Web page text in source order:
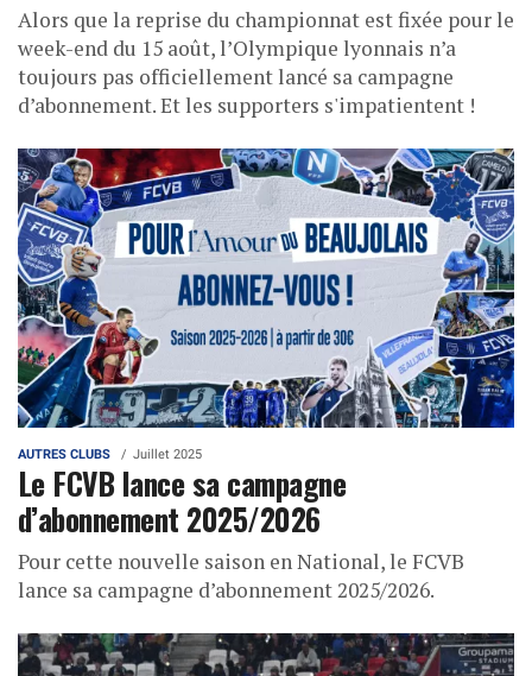
Alors que la reprise du championnat est fixée pour le
week-end du 15 août, l’Olympique lyonnais n’a
toujours pas officiellement lancé sa campagne
d’abonnement. Et les supporters s'impatientent !
AUTRES CLUBS Juillet 2025
Le FCVB lance sa campagne
d’abonnement 2025/2026
Pour cette nouvelle saison en National, le FCVB
lance sa campagne d’abonnement 2025/2026.